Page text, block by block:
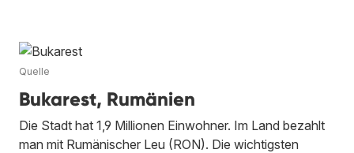
Quelle
Bukarest, Rumänien
Die Stadt hat 1,9 Millionen Einwohner. Im Land bezahlt
man mit Rumänischer Leu (RON). Die wichtigsten